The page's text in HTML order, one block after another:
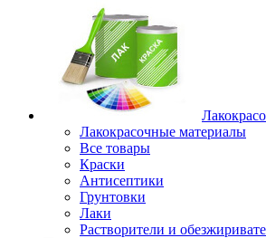
Лакокрасочные материалы
Все товары
Краски
Антисептики
Грунтовки
Лаки
Растворители и